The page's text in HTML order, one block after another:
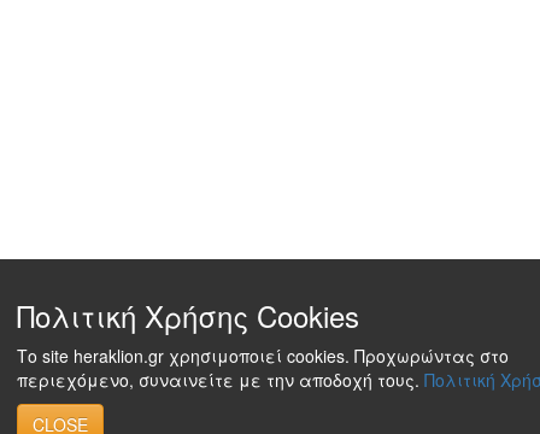
Πολιτική Χρήσης Cookies
Το site heraklion.gr χρησιμοποιεί cookies. Προχωρώντας στο
περιεχόμενο, συναινείτε με την αποδοχή τους. Πολιτική
CLOSE